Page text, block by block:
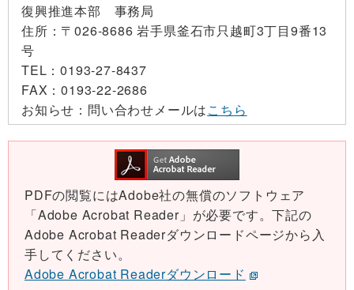
復興推進本部 事務局
住所： 〒026-8686 岩手県釜石市只越町3丁目9番13
号
TEL：0193-27-8437
FAX：0193-22-2686
お知らせ： 問い合わせメールはこちら
PDFの閲覧にはAdobe社の無償のソフトウェア
「Adobe Acrobat Reader」が必要です。下記の
Adobe Acrobat Readerダウンロードページから入
手してください。
Adobe Acrobat Readerダウンロード